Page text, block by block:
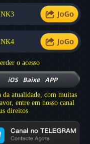
o acesso
atualidade, com muitas
entre em nosso canal
direitos